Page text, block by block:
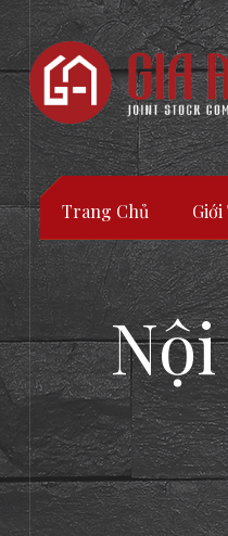
Trang Chủ Giới